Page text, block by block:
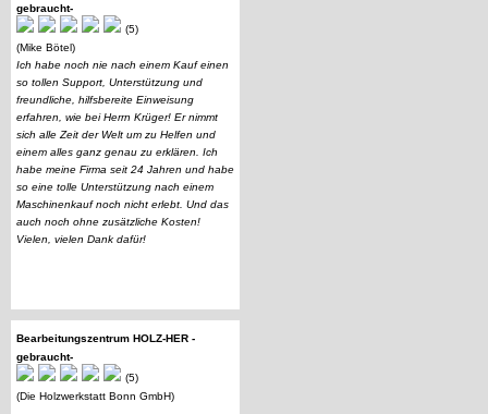
gebraucht-
(5)
(Mike Bötel)
Ich habe noch nie nach einem Kauf einen
so tollen Support, Unterstützung und
freundliche, hilfsbereite Einweisung
erfahren, wie bei Herrn Krüger! Er nimmt
sich alle Zeit der Welt um zu Helfen und
einem alles ganz genau zu erklären. Ich
habe meine Firma seit 24 Jahren und habe
so eine tolle Unterstützung nach einem
Maschinenkauf noch nicht erlebt. Und das
auch noch ohne zusätzliche Kosten!
Vielen, vielen Dank dafür!
Bearbeitungszentrum HOLZ-HER -
gebraucht-
(5)
(Die Holzwerkstatt Bonn GmbH)